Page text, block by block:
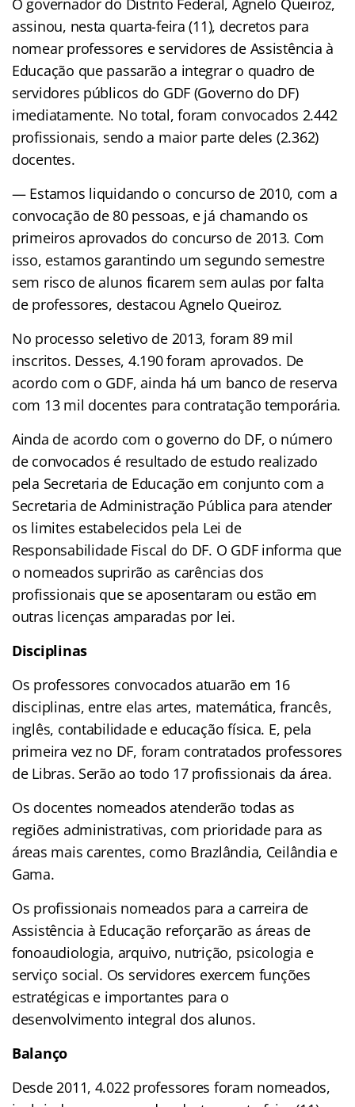
O governador do Distrito Federal, Agnelo Queiroz,
assinou, nesta quarta-feira (11), decretos para
nomear professores e servidores de Assistência à
Educação que passarão a integrar o quadro de
servidores públicos do GDF (Governo do DF)
imediatamente. No total, foram convocados 2.442
profissionais, sendo a maior parte deles (2.362)
docentes.
— Estamos liquidando o concurso de 2010, com a
convocação de 80 pessoas, e já chamando os
primeiros aprovados do concurso de 2013. Com
isso, estamos garantindo um segundo semestre
sem risco de alunos ficarem sem aulas por falta
de professores, destacou Agnelo Queiroz.
No processo seletivo de 2013, foram 89 mil
inscritos. Desses, 4.190 foram aprovados. De
acordo com o GDF, ainda há um banco de reserva
com 13 mil docentes para contratação temporária.
Ainda de acordo com o governo do DF, o número
de convocados é resultado de estudo realizado
pela Secretaria de Educação em conjunto com a
Secretaria de Administração Pública para atender
os limites estabelecidos pela Lei de
Responsabilidade Fiscal do DF. O GDF informa que
o nomeados suprirão as carências dos
profissionais que se aposentaram ou estão em
outras licenças amparadas por lei.
Disciplinas
Os professores convocados atuarão em 16
disciplinas, entre elas artes, matemática, francês,
inglês, contabilidade e educação física. E, pela
primeira vez no DF, foram contratados professores
de Libras. Serão ao todo 17 profissionais da área.
Os docentes nomeados atenderão todas as
regiões administrativas, com prioridade para as
áreas mais carentes, como Brazlândia, Ceilândia e
Gama.
Os profissionais nomeados para a carreira de
Assistência à Educação reforçarão as áreas de
fonoaudiologia, arquivo, nutrição, psicologia e
serviço social. Os servidores exercem funções
estratégicas e importantes para o
desenvolvimento integral dos alunos.
Balanço
Desde 2011, 4.022 professores foram nomeados,